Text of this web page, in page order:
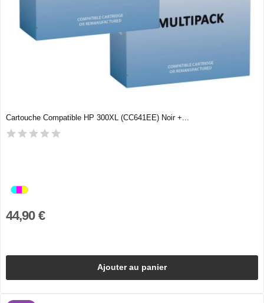
Cartouche Compatible HP 300XL (CC641EE) Noir +...
44,90 €
Ajouter au panier